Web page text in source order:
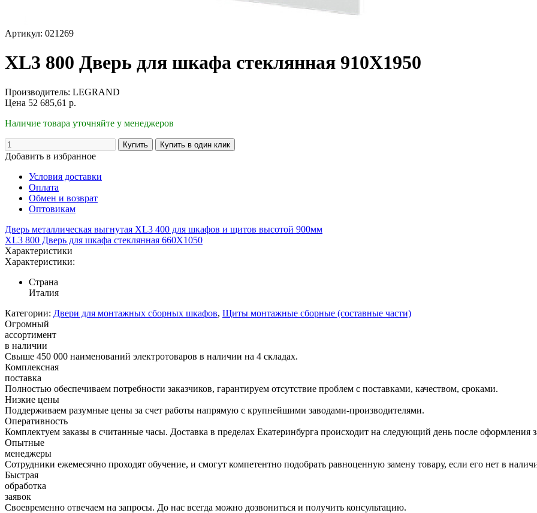
Артикул: 021269
XL3 800 Дверь для шкафа стеклянная 910Х1950
Производитель: LEGRAND
Цена 52 685,61 р.
Наличие товара уточняйте у менеджеров
Добавить в избранное
Условия доставки
Оплата
Обмен и возврат
Оптовикам
Дверь металлическая выгнутая XL3 400 для шкафов и щитов высотой 900мм
XL3 800 Дверь для шкафа стеклянная 660Х1050
Характеристики
Характеристики:
Страна
Италия
Категории: Двери для монтажных сборных шкафов, Щиты монтажные сборные (составные части)
Огромный
ассортимент
в наличии
Свыше 450 000 наименований электротоваров в наличии на 4 складах.
Комплексная
поставка
Полностью обеспечиваем потребности заказчиков, гарантируем отсутствие проблем с поставками, качеством, сроками.
Низкие цены
Поддерживаем разумные цены за счет работы напрямую с крупнейшими заводами-производителями.
Оперативность
Комплектуем заказы в считанные часы. Доставка в пределах Екатеринбурга происходит на следующий день после оформления
Опытные
менеджеры
Сотрудники ежемесячно проходят обучение, и смогут компетентно подобрать равноценную замену товару, если его нет в
Быстрая
обработка
заявок
Своевременно отвечаем на запросы. До нас всегда можно дозвониться и получить консультацию.